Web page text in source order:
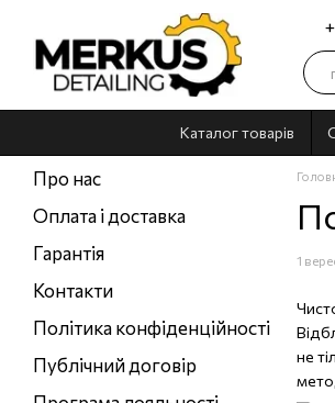
Перейти до основного контенту
Каталог товарів
1
не
Про нас
Оплата і доставка
Гарантія
Контакти
Політика конфіденційності
Публічний договір